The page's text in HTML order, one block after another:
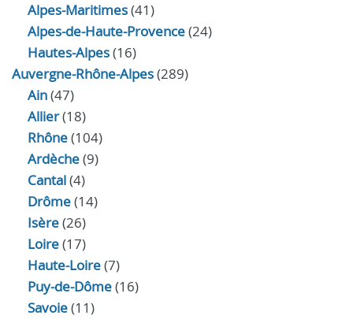
Alpes-Maritimes(41)
Alpes-de-Haute-Provence(24)
Hautes-Alpes(16)
Auvergne-Rhône-Alpes(289)
Ain(47)
Allier(18)
Rhône(104)
Ardèche(9)
Cantal(4)
Drôme(14)
Isère(26)
Loire(17)
Haute-Loire(7)
Puy-de-Dôme(16)
Savoie(11)